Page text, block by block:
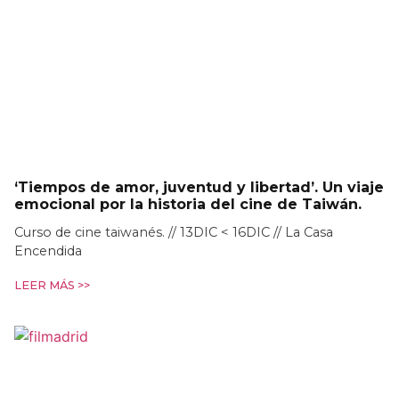
‘Tiempos de amor, juventud y libertad’. Un viaje
emocional por la historia del cine de Taiwán.
Curso de cine taiwanés. // 13DIC < 16DIC // La Casa
Encendida
LEER MÁS >>